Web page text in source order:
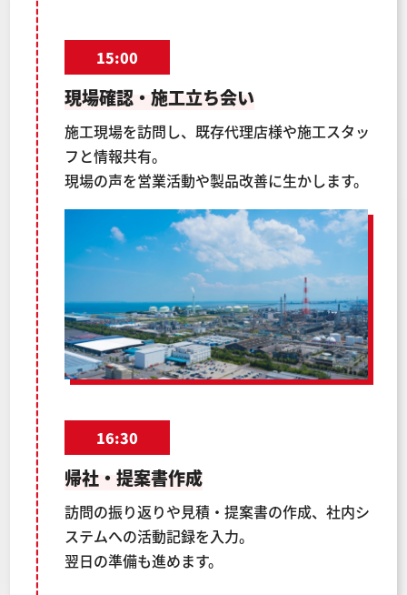
15:00
現場確認・施工立ち会い
施工現場を訪問し、既存代理店様や施工スタッ
フと情報共有。
現場の声を営業活動や製品改善に生かします。
16:30
帰社・提案書作成
訪問の振り返りや見積・提案書の作成、社内シ
ステムへの活動記録を入力。
翌日の準備も進めます。